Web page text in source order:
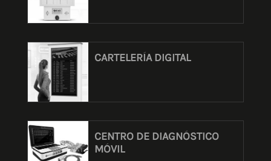
CARTELERÍA DIGITAL
CENTRO DE DIAGNÓSTICO
MÓVIL